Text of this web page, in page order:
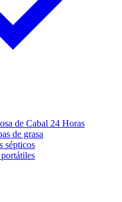
de Cabal 24 Horas
de grasa
sépticos